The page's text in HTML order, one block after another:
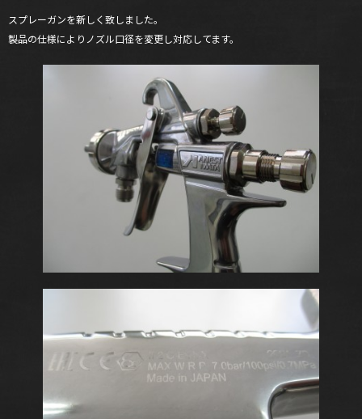
スプレーガンを新しく致しました。
製品の仕様によりノズル口径を変更し対応してます。